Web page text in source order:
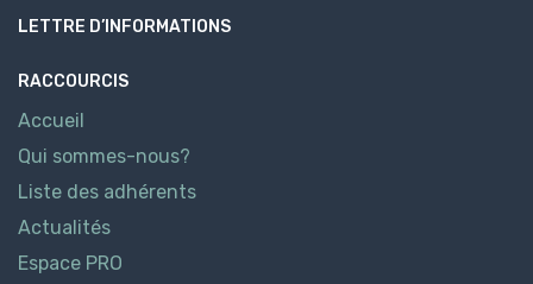
LETTRE D’INFORMATIONS
RACCOURCIS
Accueil
Qui sommes-nous?
Liste des adhérents
Actualités
Espace PRO